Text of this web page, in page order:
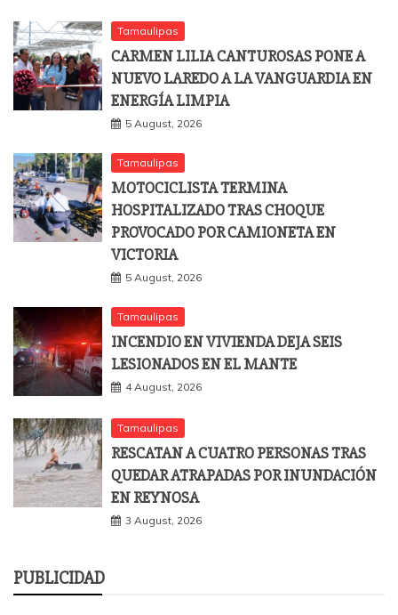
Tamaulipas
CARMEN LILIA CANTUROSAS PONE A
NUEVO LAREDO A LA VANGUARDIA EN
ENERGÍA LIMPIA
5 August, 2026
Tamaulipas
MOTOCICLISTA TERMINA
HOSPITALIZADO TRAS CHOQUE
PROVOCADO POR CAMIONETA EN
VICTORIA
5 August, 2026
Tamaulipas
INCENDIO EN VIVIENDA DEJA SEIS
LESIONADOS EN EL MANTE
4 August, 2026
Tamaulipas
RESCATAN A CUATRO PERSONAS TRAS
QUEDAR ATRAPADAS POR INUNDACIÓN
EN REYNOSA
3 August, 2026
PUBLICIDAD